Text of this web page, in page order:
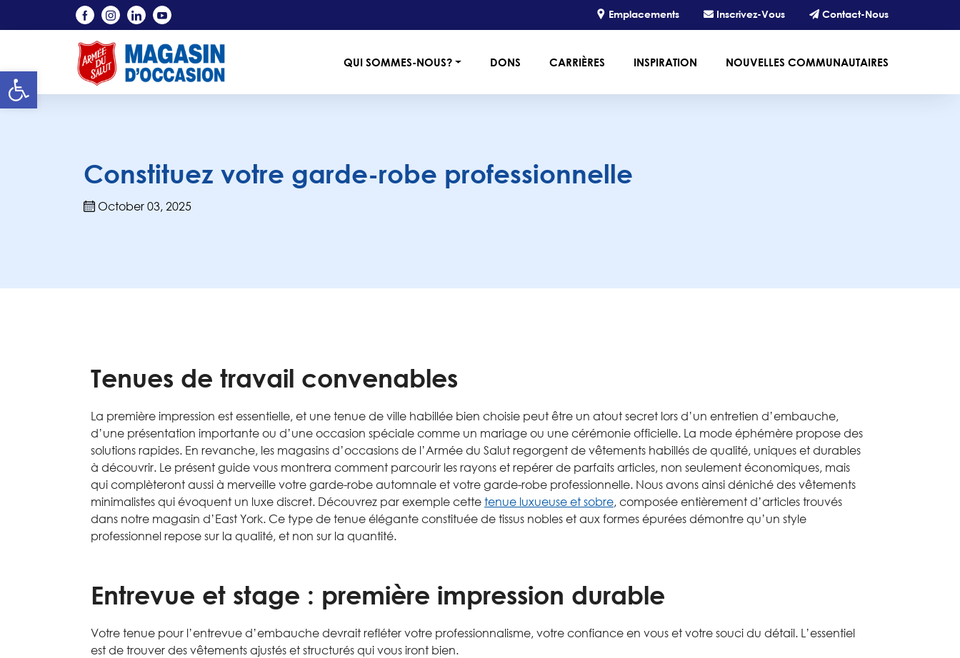
Open toolbar
Skip to main content Emplacements Inscrivez-Vous Contact-Nous
QUI SOMMES-NOUS? DONS CARRIÈRES INSPIRATION NOUVELLES COMMUNAUTAIRES
Constituez votre garde-robe professionnelle
October 03, 2025
Tenues de travail convenables
La première impression est essentielle, et une tenue de ville habillée bien choisie peut être un atout secret lors d’un entretien d’embauche,
d’une présentation importante ou d’une occasion spéciale comme un mariage ou une cérémonie officielle. La mode éphémère propose des
solutions rapides. En revanche, les magasins d’occasions de l’Armée du Salut regorgent de vêtements habillés de qualité, uniques et durables
à découvrir. Le présent guide vous montrera comment parcourir les rayons et repérer de parfaits articles, non seulement économiques, mais
qui complèteront aussi à merveille votre garde-robe automnale et votre garde-robe professionnelle. Nous avons ainsi déniché des vêtements
minimalistes qui évoquent un luxe discret. Découvrez par exemple cette tenue luxueuse et sobre, composée entièrement d’articles trouvés
dans notre magasin d’East York. Ce type de tenue élégante constituée de tissus nobles et aux formes épurées démontre qu’un style
professionnel repose sur la qualité, et non sur la quantité.
Entrevue et stage : première impression durable
Votre tenue pour l’entrevue d’embauche devrait refléter votre professionnalisme, votre confiance en vous et votre souci du détail. L’essentiel
est de trouver des vêtements ajustés et structurés qui vous iront bien.